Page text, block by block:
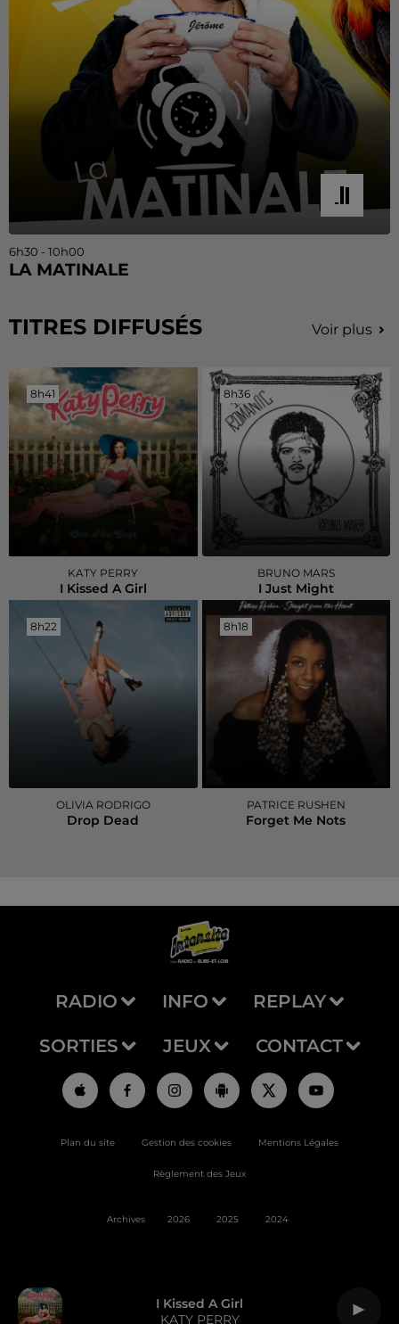
I Kissed A Girl
KATY PERRY
6h30 - 10h00
LA MATINALE
TITRES DIFFUSÉS Voir plus
8h41
8h41
KATY PERRY
I Kissed A Girl
8h36
8h36
BRUNO MARS
I Just Might
8h22
8h22
OLIVIA RODRIGO
Drop Dead
8h18
8h18
PATRICE RUSHEN
Forget Me Nots
RADIO INFO REPLAY
SORTIES JEUX CONTACT
Plan du site Gestion des cookies Mentions Légales
Règlement des Jeux
Archives 2026 2025 2024